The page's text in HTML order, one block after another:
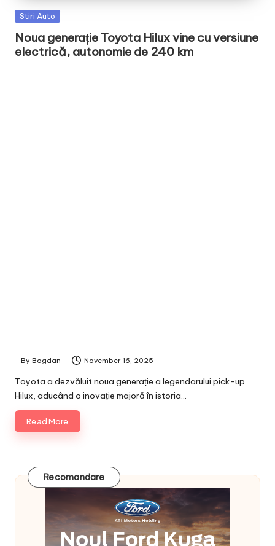
Posted
Stiri Auto
Noua generație Toyota Hilux vine cu versiune
electrică, autonomie de 240 km
Posted
by
By Bogdan November 16, 2025
Toyota a dezvăluit noua generație a legendarului pick-up
Hilux, aducând o inovație majoră în istoria…
Read More
Recomandare